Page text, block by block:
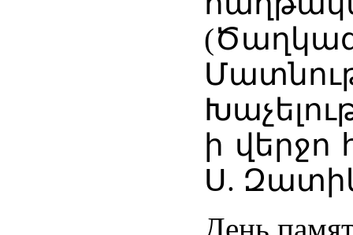
ի վերջո
Ս.
День